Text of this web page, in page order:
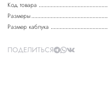
Код товара
Размеры
Размер каблука
ПОДЕЛИТЬСЯ